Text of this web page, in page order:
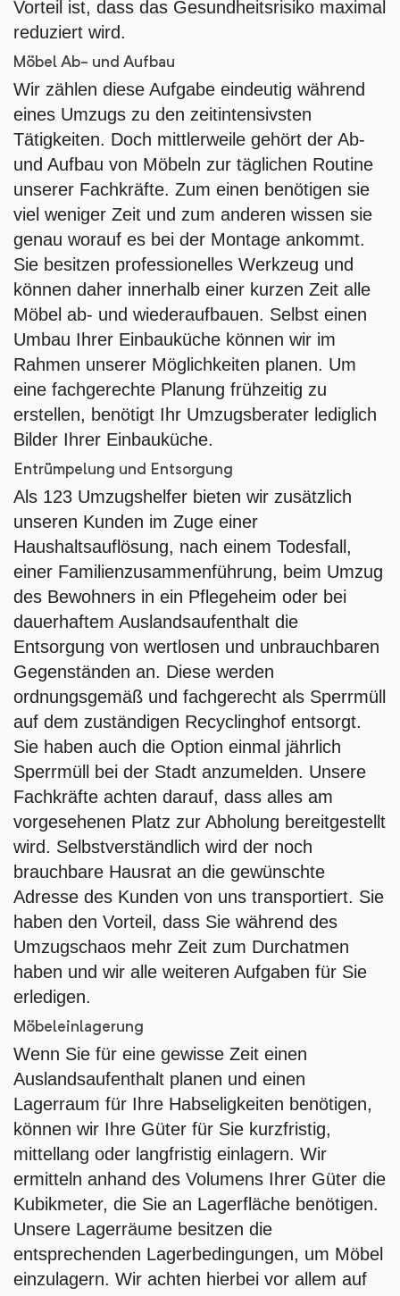
Vorteil ist, dass das Gesundheitsrisiko maximal
reduziert wird.
Möbel Ab- und Aufbau
Wir zählen diese Aufgabe eindeutig während
eines Umzugs zu den zeitintensivsten
Tätigkeiten. Doch mittlerweile gehört der Ab-
und Aufbau von Möbeln zur täglichen Routine
unserer Fachkräfte. Zum einen benötigen sie
viel weniger Zeit und zum anderen wissen sie
genau worauf es bei der Montage ankommt.
Sie besitzen professionelles Werkzeug und
können daher innerhalb einer kurzen Zeit alle
Möbel ab- und wiederaufbauen. Selbst einen
Umbau Ihrer Einbauküche können wir im
Rahmen unserer Möglichkeiten planen. Um
eine fachgerechte Planung frühzeitig zu
erstellen, benötigt Ihr Umzugsberater lediglich
Bilder Ihrer Einbauküche.
Entrümpelung und Entsorgung
Als 123 Umzugshelfer bieten wir zusätzlich
unseren Kunden im Zuge einer
Haushaltsauflösung, nach einem Todesfall,
einer Familienzusammenführung, beim Umzug
des Bewohners in ein Pflegeheim oder bei
dauerhaftem Auslandsaufenthalt die
Entsorgung von wertlosen und unbrauchbaren
Gegenständen an. Diese werden
ordnungsgemäß und fachgerecht als Sperrmüll
auf dem zuständigen Recyclinghof entsorgt.
Sie haben auch die Option einmal jährlich
Sperrmüll bei der Stadt anzumelden. Unsere
Fachkräfte achten darauf, dass alles am
vorgesehenen Platz zur Abholung bereitgestellt
wird. Selbstverständlich wird der noch
brauchbare Hausrat an die gewünschte
Adresse des Kunden von uns transportiert. Sie
haben den Vorteil, dass Sie während des
Umzugschaos mehr Zeit zum Durchatmen
haben und wir alle weiteren Aufgaben für Sie
erledigen.
Möbeleinlagerung
Wenn Sie für eine gewisse Zeit einen
Auslandsaufenthalt planen und einen
Lagerraum für Ihre Habseligkeiten benötigen,
können wir Ihre Güter für Sie kurzfristig,
mittellang oder langfristig einlagern. Wir
ermitteln anhand des Volumens Ihrer Güter die
Kubikmeter, die Sie an Lagerfläche benötigen.
Unsere Lagerräume besitzen die
entsprechenden Lagerbedingungen, um Möbel
einzulagern. Wir achten hierbei vor allem auf